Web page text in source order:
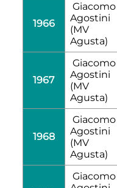
1966
Giacomo
Agostini
(MV
Agusta)
1967
Giacomo
Agostini
(MV
Agusta)
1968
Giacomo
Agostini
(MV
Agusta)
Giacomo